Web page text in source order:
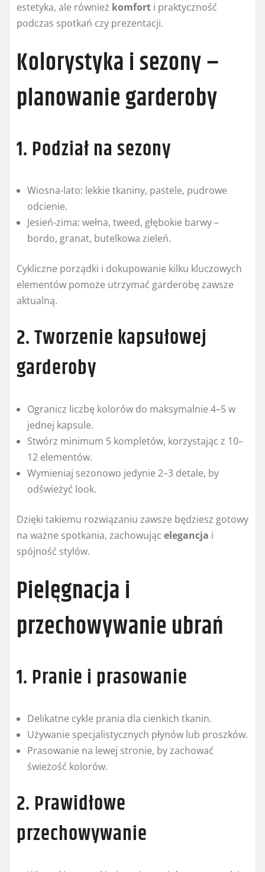
estetyka, ale również komfort i praktyczność
podczas spotkań czy prezentacji.
Kolorystyka i sezony –
planowanie garderoby
1. Podział na sezony
Wiosna-lato: lekkie tkaniny, pastele, pudrowe
odcienie.
Jesień-zima: wełna, tweed, głębokie barwy –
bordo, granat, butelkowa zieleń.
Cykliczne porządki i dokupowanie kilku kluczowych
elementów pomoże utrzymać garderobę zawsze
aktualną.
2. Tworzenie kapsułowej
garderoby
Ogranicz liczbę kolorów do maksymalnie 4–5 w
jednej kapsule.
Stwórz minimum 5 kompletów, korzystając z 10–
12 elementów.
Wymieniaj sezonowo jedynie 2–3 detale, by
odświeżyć look.
Dzięki takiemu rozwiązaniu zawsze będziesz gotowy
na ważne spotkania, zachowując elegancja i
spójność stylów.
Pielęgnacja i
przechowywanie ubrań
1. Pranie i prasowanie
Delikatne cykle prania dla cienkich tkanin.
Używanie specjalistycznych płynów lub proszków.
Prasowanie na lewej stronie, by zachować
świeżość kolorów.
2. Prawidłowe
przechowywanie